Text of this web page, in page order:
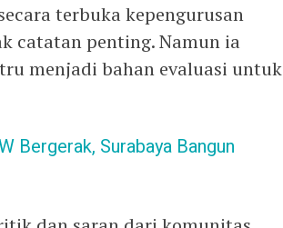
terbuka kepengurusan
catatan penting. Namun ia
menjadi bahan evaluasi untuk
Bergerak, Surabaya Bangun